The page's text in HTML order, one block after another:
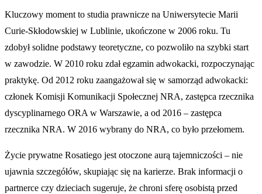
Kluczowy moment to studia prawnicze na Uniwersytecie Marii
Curie-Skłodowskiej w Lublinie, ukończone w 2006 roku. Tu
zdobył solidne podstawy teoretyczne, co pozwoliło na szybki start
w zawodzie. W 2010 roku zdał egzamin adwokacki, rozpoczynając
praktykę. Od 2012 roku zaangażował się w samorząd adwokacki:
członek Komisji Komunikacji Społecznej NRA, zastępca rzecznika
dyscyplinarnego ORA w Warszawie, a od 2016 – zastępca
rzecznika NRA. W 2016 wybrany do NRA, co było przełomem.
Życie prywatne Rosatiego jest otoczone aurą tajemniczości – nie
ujawnia szczegółów, skupiając się na karierze. Brak informacji o
partnerce czy dzieciach sugeruje, że chroni sferę osobistą przed